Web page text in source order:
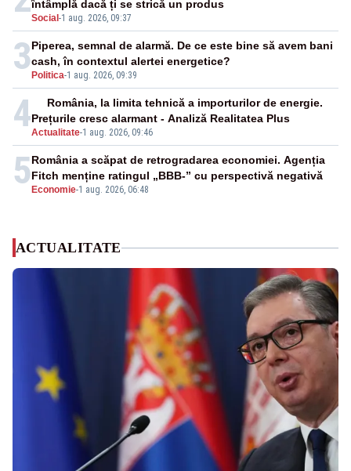
Social -1 aug. 2026, 09:37
întâmplă dacă ți se strică un produs
3 Politica-1 aug. 2026, 09:39
Piperea, semnal de alarmă. De ce este bine să avem bani
cash, în contextul alertei energetice?
4Actualitate-1 aug. 2026, 09:46
România, la limita tehnică a importurilor de energie.
Prețurile cresc alarmant - Analiză Realitatea Plus
5 Economie-1 aug. 2026, 06:48
România a scăpat de retrogradarea economiei. Agenția
Fitch menține ratingul „BBB-” cu perspectivă negativă
ACTUALITATE